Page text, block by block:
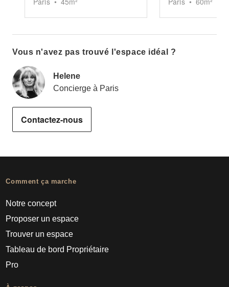
Vous n'avez pas trouvé l'espace idéal ?
Helene
Concierge à Paris
Contactez-nous
Comment ça marche
Notre concept
Proposer un espace
Trouver un espace
Tableau de bord Propriétaire
Pro